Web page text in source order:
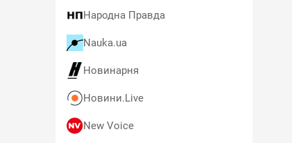
Народна Правда
Nauka.ua
Новинарня
Новини.Live
New Voice